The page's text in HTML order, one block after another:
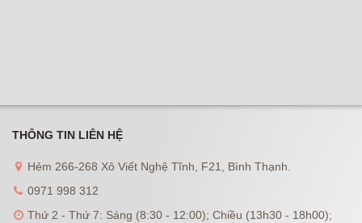
THÔNG TIN LIÊN HỆ
Hẻm 266-268 Xô Viết Nghệ Tĩnh, F21, Bình Thạnh.
0971 998 312
Thứ 2 - Thứ 7: Sáng (8:30 - 12:00); Chiều (13h30 - 18h00);